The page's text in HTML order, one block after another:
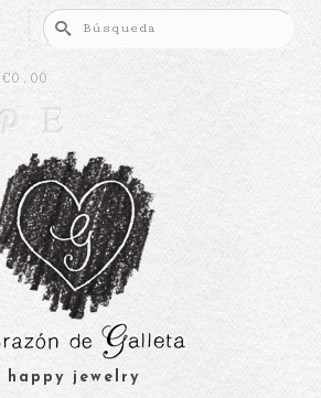
Buscar
por:
€0.00

happy jewelry